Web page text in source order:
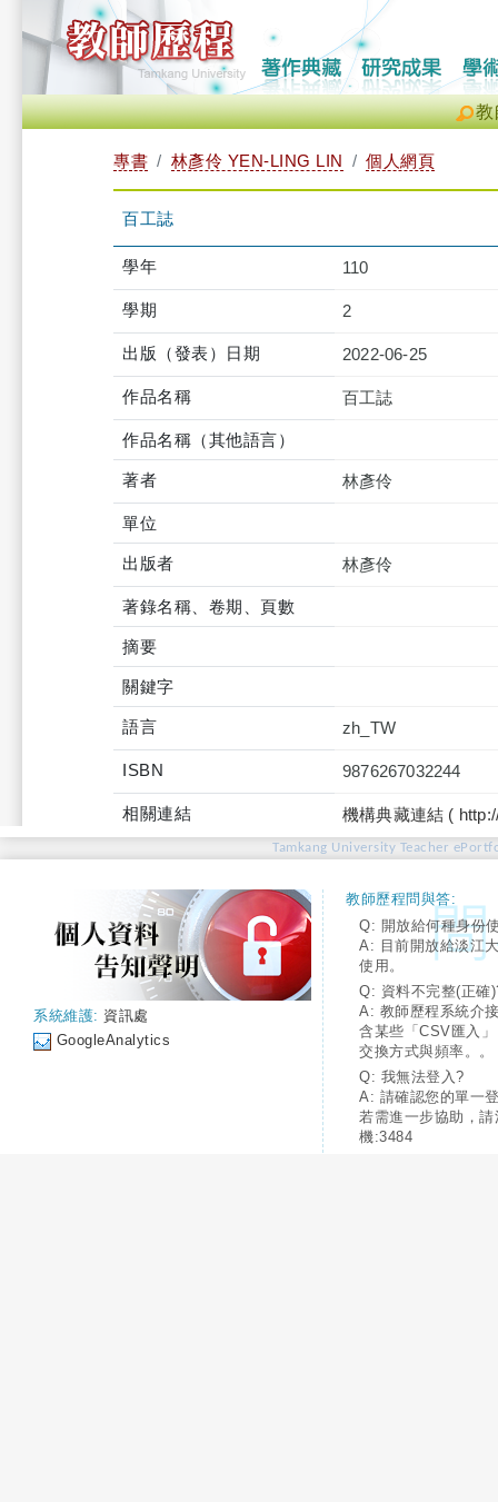
教
專書 林彥伶 YEN-LING LIN 個人網頁
百工誌
學年 110
學期 2
出版（發表）日期 2022-06-25
作品名稱 百工誌
作品名稱（其他語言）
著者 林彥伶
單位
出版者 林彥伶
著錄名稱、卷期、頁數
摘要
關鍵字
語言 zh_TW
ISBN 9876267032244
相關連結 機構典藏連結 (
Tamkang University Teacher
系統維護: 資訊處
GoogleAnalytics
教師歷程問與答:
Q: 開放給何種身份
A: 目前開放給淡江
使用。
Q: 資料不完整(正確
A: 教師歷程系統介
含某些「CSV匯入
交換方式與頻率。。
Q: 我無法登入?
A: 請確認您的單一
若需進一步協助，
機:3484